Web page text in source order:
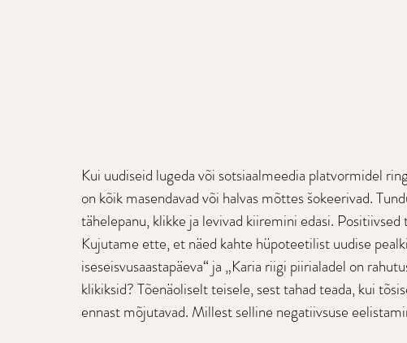
Kui uudiseid lugeda või sotsiaalmeedia platvormidel
on kõik masendavad või halvas mõttes šokeerivad.
tähelepanu, klikke ja levivad kiiremini edasi.
Kujutame ette, et näed kahte hüpoteetilist uudise
iseseisvusaastapäeva“ ja „Karia riigi piirialadel on
klikiksid? Tõenäoliselt teisele, sest tahad teada, kui
ennast mõjutavad. Millest selline negatiivsuse